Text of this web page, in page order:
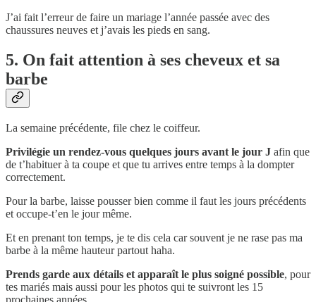
J’ai fait l’erreur de faire un mariage l’année passée avec des
chaussures neuves et j’avais les pieds en sang.
5. On fait attention à ses cheveux et sa
barbe
La semaine précédente, file chez le coiffeur.
Privilégie un rendez-vous quelques jours avant le jour J afin que
de t’habituer à ta coupe et que tu arrives entre temps à la dompter
correctement.
Pour la barbe, laisse pousser bien comme il faut les jours précédents
et occupe-t’en le jour même.
Et en prenant ton temps, je te dis cela car souvent je ne rase pas ma
barbe à la même hauteur partout haha.
Prends garde aux détails et apparaît le plus soigné possible, pour
tes mariés mais aussi pour les photos qui te suivront les 15
prochaines années.